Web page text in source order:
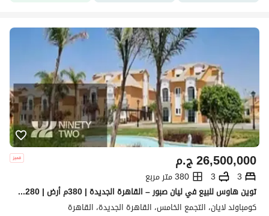
ج.م26,500,000
3
3
380 متر مربع
توين هاوس للبيع في ليان صبور – القاهرة الجديدة | 380م أرض | 280م مباني | فيو بحيرة مباشر
كومباوند لايان، التجمع الخامس، القاهرة الجديدة، القاهرة